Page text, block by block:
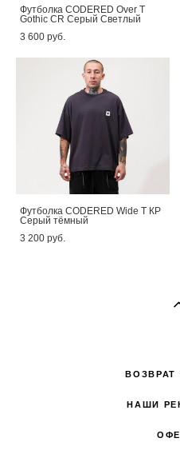
Футболка CODERED Over T
Gothic CR Серый Светлый
3 600 pуб.
Футболка CODERED Wide T КР
Серый тёмный
3 200 pуб.
ВОЗВРАТ
НАШИ